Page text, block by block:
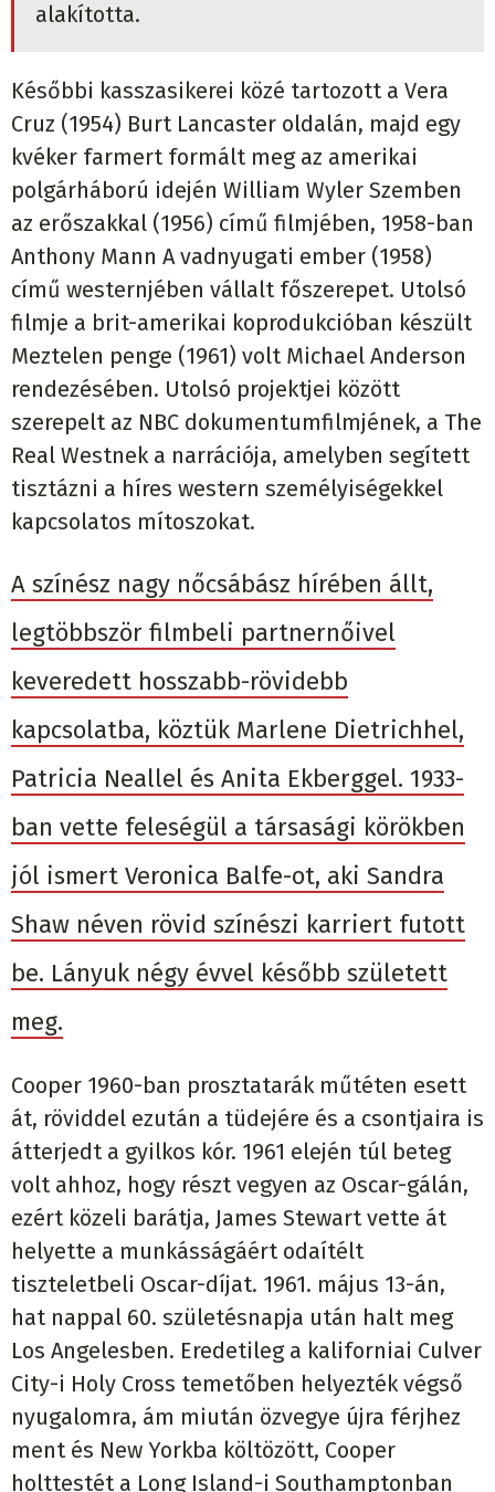
alakította.
Későbbi kasszasikerei közé tartozott a Vera
Cruz (1954) Burt Lancaster oldalán, majd egy
kvéker farmert formált meg az amerikai
polgárháború idején William Wyler Szemben
az erőszakkal (1956) című filmjében, 1958-ban
Anthony Mann A vadnyugati ember (1958)
című westernjében vállalt főszerepet. Utolsó
filmje a brit-amerikai koprodukcióban készült
Meztelen penge (1961) volt Michael Anderson
rendezésében. Utolsó projektjei között
szerepelt az NBC dokumentumfilmjének, a The
Real Westnek a narrációja, amelyben segített
tisztázni a híres western személyiségekkel
kapcsolatos mítoszokat.
A színész nagy nőcsábász hírében állt,
legtöbbször filmbeli partnernőivel
keveredett hosszabb-rövidebb
kapcsolatba, köztük Marlene Dietrichhel,
Patricia Neallel és Anita Ekberggel. 1933-
ban vette feleségül a társasági körökben
jól ismert Veronica Balfe-ot, aki Sandra
Shaw néven rövid színészi karriert futott
be. Lányuk négy évvel később született
meg.
Cooper 1960-ban prosztatarák műtéten esett
át, röviddel ezután a tüdejére és a csontjaira is
átterjedt a gyilkos kór. 1961 elején túl beteg
volt ahhoz, hogy részt vegyen az Oscar-gálán,
ezért közeli barátja, James Stewart vette át
helyette a munkásságáért odaítélt
tiszteletbeli Oscar-díjat. 1961. május 13-án,
hat nappal 60. születésnapja után halt meg
Los Angelesben. Eredetileg a kaliforniai Culver
City-i Holy Cross temetőben helyezték végső
nyugalomra, ám miután özvegye újra férjhez
ment és New Yorkba költözött, Cooper
holttestét a Long Island-i Southamptonban